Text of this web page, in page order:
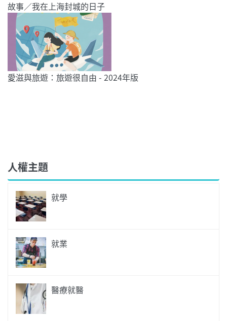
故事／我在上海封城的日子
愛滋與旅遊：旅遊很自由 - 2024年版
人權主題
就學
就業
醫療就醫